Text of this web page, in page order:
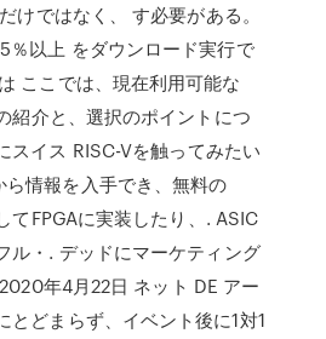
けではなく、 す必要がある。
以上 をダウンロード実行で
ここでは、現在利用可能な
紹介と、選択のポイントにつ
スイス RISC-Vを触ってみたい
情報を入手でき、無料の
てFPGAに実装したり、. ASIC
ル・. デッドにマーケティング
年4月22日 ネット DE アー
とどまらず、イベント後に1対1